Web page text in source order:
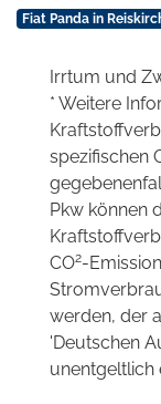
Fiat Panda in
Irrtum und
* Weitere
spezifischen
Pkw können
CO2-
werden, der
'Deutschen
unentgeltlich